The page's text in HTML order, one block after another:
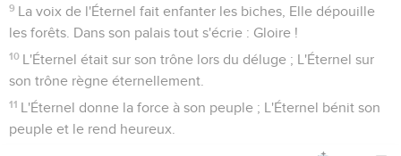
9 La voix de l'Éternel fait enfanter les biches, Elle dépouille
les forêts. Dans son palais tout s'écrie : Gloire !
10 L'Éternel était sur son trône lors du déluge ; L'Éternel sur
son trône règne éternellement.
11 L'Éternel donne la force à son peuple ; L'Éternel bénit son
peuple et le rend heureux.